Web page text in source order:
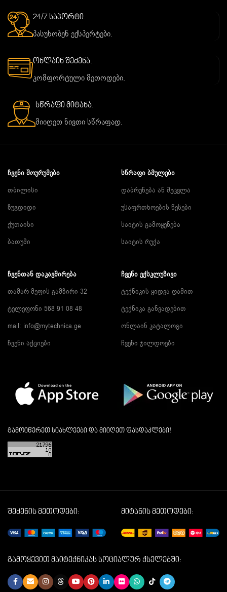
24/7 საპორტი.
პასუხობენ ექსპერტები.
ონლაინ შეძენა.
კომფორტული მეთოდები.
სწრაფი მიტანა.
მიიღეთ ნივთი სწრაფად.
ᲩᲕᲔᲜᲘ ᲨᲝᲣᲠᲣᲛᲔᲑᲘ
თბილისი
ზუგდიდი
ქუთაისი
ბათუმი
ᲡᲬᲠᲐᲤᲘ ᲑᲛᲣᲚᲔᲑᲘ
დაბრუნება ან შეცვლა
უსაფრთხოების წესები
საიტის გამოყენება
საიტის რუქა
ᲩᲕᲔᲜᲗᲐᲜ ᲓᲐᲙᲐᲕᲨᲘᲠᲔᲑᲐ
თამარ მეფის გამზირი 32
ტელეფონი 568 91 08 48
mail: info@mytechnica.ge
ჩვენი აქციები
ᲩᲕᲔᲜᲘ ᲔᲥᲡᲙᲚᲣᲖᲘᲕᲘ
ტექნიკის ყიდვა ღამით
ტექნიკა განვადებით
ონლაინ კატალოგი
ჩვენი ჯილდოები
გამოიწერეთ სიახლეები და მიიღეთ ფასდაკლები!
შეძენის მეთოდები: მიტანის მეთოდები:
გამოყევით მაიტექნიკას სოციალურ ქსელებში: